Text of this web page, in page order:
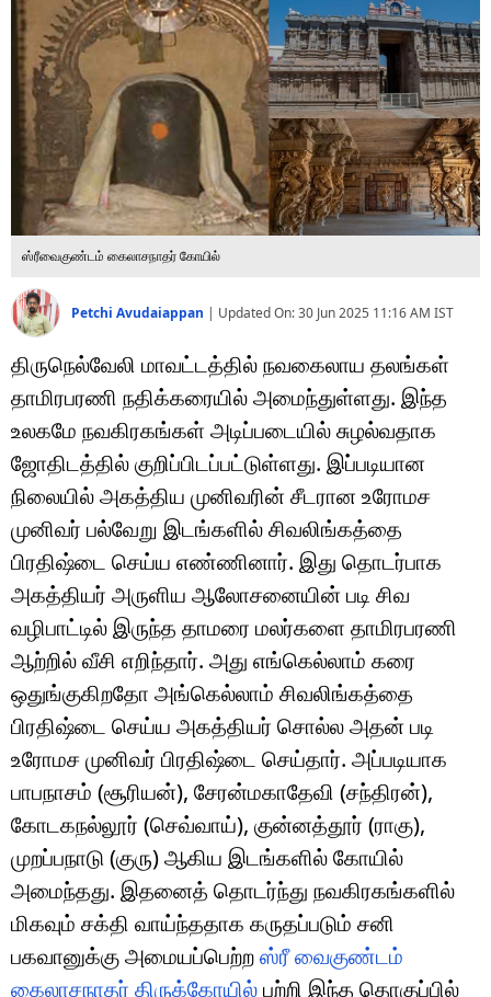
ஷார்ட் வீடியோஸ்
வலை கதைகள்
போட்டோ கேலரி
ஸ்ரீவைகுண்டம் கைலாசநாதர் கோயில்
Petchi Avudaiappan | Updated On:30 Jun 2025 11:16 AM IST
திருநெல்வேலி மாவட்டத்தில் நவகைலாய தலங்கள்
தாமிரபரணி நதிக்கரையில் அமைந்துள்ளது. இந்த
உலகமே நவகிரகங்கள் அடிப்படையில் சுழல்வதாக
ஜோதிடத்தில் குறிப்பிடப்பட்டுள்ளது. இப்படியான
நிலையில் அகத்திய முனிவரின் சீடரான உரோமச
முனிவர் பல்வேறு இடங்களில் சிவலிங்கத்தை
பிரதிஷ்டை செய்ய எண்ணினார். இது தொடர்பாக
அகத்தியர் அருளிய ஆலோசனையின் படி சிவ
வழிபாட்டில் இருந்த தாமரை மலர்களை தாமிரபரணி
ஆற்றில் வீசி எறிந்தார். அது எங்கெல்லாம் கரை
ஒதுங்குகிறதோ அங்கெல்லாம் சிவலிங்கத்தை
பிரதிஷ்டை செய்ய அகத்தியர் சொல்ல அதன் படி
உரோமச முனிவர் பிரதிஷ்டை செய்தார். அப்படியாக
பாபநாசம் (சூரியன்), சேரன்மகாதேவி (சந்திரன்),
கோடகநல்லூர் (செவ்வாய்), குன்னத்தூர் (ராகு),
முறப்பநாடு (குரு) ஆகிய இடங்களில் கோயில்
அமைந்தது. இதனைத் தொடர்ந்து நவகிரகங்களில்
மிகவும் சக்தி வாய்ந்ததாக கருதப்படும் சனி
பகவானுக்கு அமையப்பெற்றஸ்ரீ வைகுண்டம்
கைலாசநாதர் திருக்கோயில்பற்றி இந்த தொகுப்பில்